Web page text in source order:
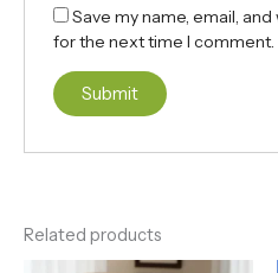
Save my name, email,
for the next time I comment.
Related products